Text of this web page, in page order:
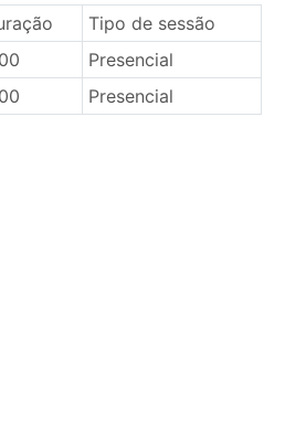
Tipo de sessão
Presencial
Presencial